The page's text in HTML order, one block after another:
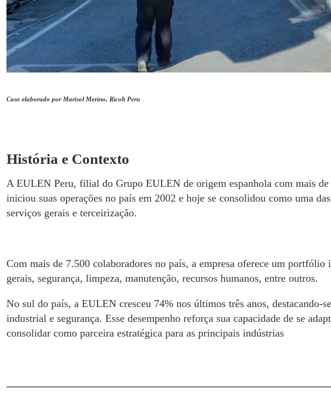
Caso elaborado por Marisol Merino, Ricoh Peru
História e Contexto
A EULEN Peru, filial do Grupo EULEN de origem espanhola com mais
iniciou suas operações no país em 2002 e hoje se consolidou como uma
serviços gerais e terceirização.
Com mais de 7.500 colaboradores no país, a empresa oferece um portfólio
gerais, segurança, limpeza, manutenção, recursos humanos, entre outros.
No sul do país, a EULEN cresceu 74% nos últimos três anos, destacando-
industrial e segurança. Esse desempenho reforça sua capacidade de se
consolidar como parceira estratégica para as principais indústrias